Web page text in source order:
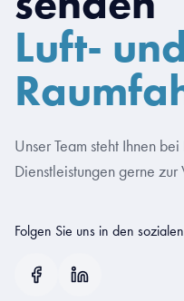
Luft- und
Unser Team steht Ihnen
Dienstleistungen gerne zur
Folgen Sie uns in den